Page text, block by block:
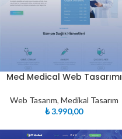
Med Medical Web Tasarımı
Web Tasarım, Medikal Tasarım
₺3.990,00